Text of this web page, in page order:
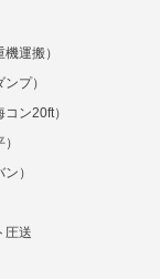
運搬）
プ）
ン20ft）
）
圧送